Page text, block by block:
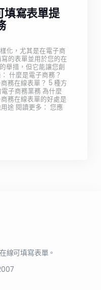
填寫表單提
化，尤其是在電子商
的表單並用於您的在
舉措，但它能讓您創
什麼是電子商務？
務在線表單？ 5 種方
子商務業務 為什麼
務在線表單的好處是
途 閱讀更多： 您應
線可填寫表單。